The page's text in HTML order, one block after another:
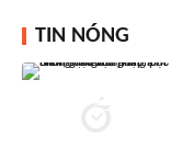
TIN NÓNG